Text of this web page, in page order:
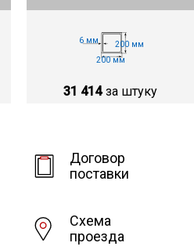
6 мм
200 мм
200 мм
31 414 за штуку
Договор
поставки
Схема
проезда